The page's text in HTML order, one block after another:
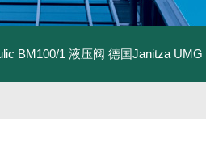
BM100/1 液压阀 德国Janitza UMG